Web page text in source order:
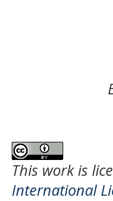
This work is
International